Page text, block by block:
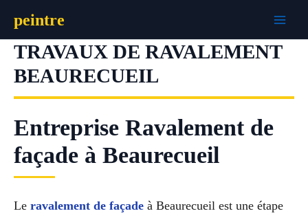
contenu
peintre
TRAVAUX DE RAVALEMENT
BEAURECUEIL
Entreprise Ravalement de
façade à Beaurecueil
Le ravalement de façade à Beaurecueil est une étape